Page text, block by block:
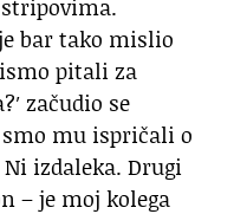
bar tako mislio
pitali za
začudio se
mu ispričali o
izdaleka. Drugi
– je moj kolega